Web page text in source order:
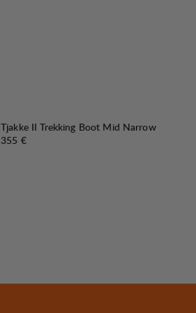
Tjakke II Trekking Boot Mid Narrow
Preis:
355 €